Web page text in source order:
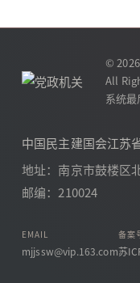
© 2026
All
系统
中国民主建国会江苏
地址：南京市鼓楼区
邮编：210024
EMAIL
mjjssw@vip.163.com
备案
苏